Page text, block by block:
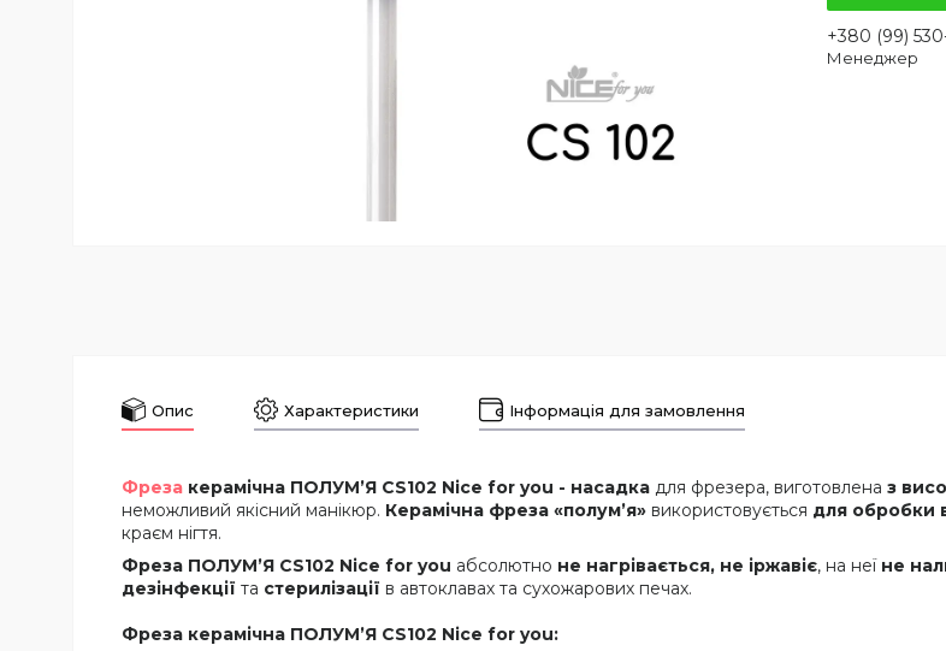
+380 (99)
Менеджер
Опис Характеристики Інформація для замовлення
Фреза керамічна ПОЛУМ’Я CS102 Nice for you - насадка для фрезера, виготовлена з
неможливий якісний манікюр. Керамічна фреза «полум’я» використовується для обробки
краєм нігтя.
Фреза ПОЛУМ’Я CS102 Nice for you абсолютно не нагрівається, не іржавіє, на неї не
дезінфекції та стерилізації в автоклавах та сухожарових печах.
Фреза керамічна ПОЛУМ’Я CS102 Nice for you: